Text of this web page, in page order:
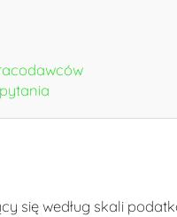
się według skali